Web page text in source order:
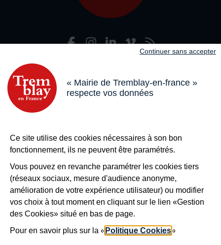
« Mairie de Tremblay-en-france »
respecte vos données
Ce site utilise des cookies nécessaires à son bon
fonctionnement, ils ne peuvent être paramétrés.
Vous pouvez en revanche paramétrer les cookies tiers
(réseaux sociaux, mesure d'audience anonyme,
amélioration de votre expérience utilisateur) ou modifier
vos choix à tout moment en cliquant sur le lien «Gestion
des Cookies» situé en bas de page.
Pour en savoir plus sur la « Politique Cookies»
Continuer sans accepter
Nous suivre
Facebook
InstagramLinkedIn
Adresse dans le pied de page
18 boulevard de l’Hôtel de Ville, 93290 Tremblay-en-France
Horaires
Du lundi au vendredi de 8h30 à 12h et de 13h à 17h
Le samedi de 8h30 à 12h
Bouton contacterNous contacter
Plus deTremblay !
S’inscrire à la newsletter
Nos autres sites